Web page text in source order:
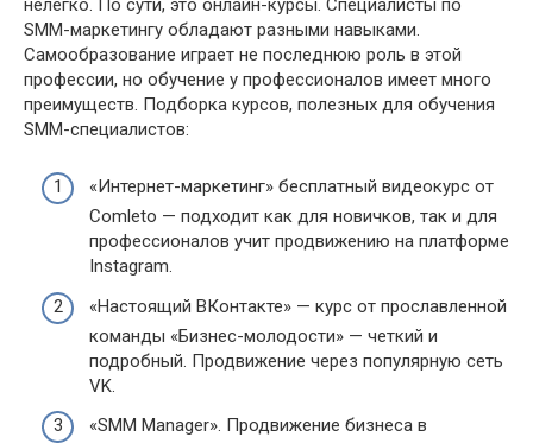
SMM-маркетингу обладают разными навыками.
Самообразование играет не последнюю роль в этой
профессии, но обучение у профессионалов имеет много
преимуществ. Подборка курсов, полезных для обучения
SMM-специалистов:
«Интернет-маркетинг» бесплатный видеокурс от
Comleto — подходит как для новичков, так и для
профессионалов учит продвижению на платформе
Instagram.
«Настоящий ВКонтакте» — курс от прославленной
команды «Бизнес-молодости» — четкий и
подробный. Продвижение через популярную сеть
VK.
«SMM Manager». Продвижение бизнеса в